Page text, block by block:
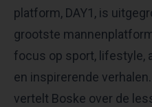
platform, DAY1, is
grootste
focus op sport, lifestyle,
en inspirerende
vertelt Boske over de